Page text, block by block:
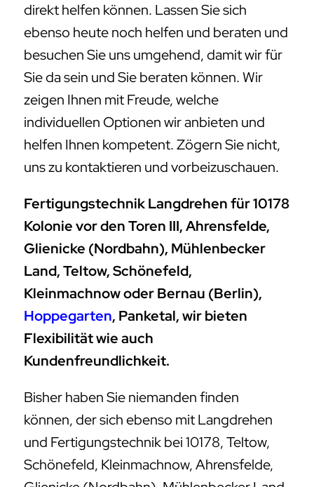
direkt helfen können. Lassen Sie sich
ebenso heute noch helfen und beraten und
besuchen Sie uns umgehend, damit wir für
Sie da sein und Sie beraten können. Wir
zeigen Ihnen mit Freude, welche
individuellen Optionen wir anbieten und
helfen Ihnen kompetent. Zögern Sie nicht,
uns zu kontaktieren und vorbeizuschauen.
Fertigungstechnik Langdrehen für 10178
Kolonie vor den Toren III, Ahrensfelde,
Glienicke (Nordbahn), Mühlenbecker
Land, Teltow, Schönefeld,
Kleinmachnow oder Bernau (Berlin),
Hoppegarten, Panketal, wir bieten
Flexibilität wie auch
Kundenfreundlichkeit.
Bisher haben Sie niemanden finden
können, der sich ebenso mit Langdrehen
und Fertigungstechnik bei 10178, Teltow,
Schönefeld, Kleinmachnow, Ahrensfelde,